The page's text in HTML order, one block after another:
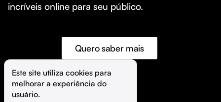
incríveis online para seu público.
Quero saber mais
©️ Hubla Tecnologia Ltda • 2026
Este site utiliza cookies para
melhorar a experiência do
usuário.